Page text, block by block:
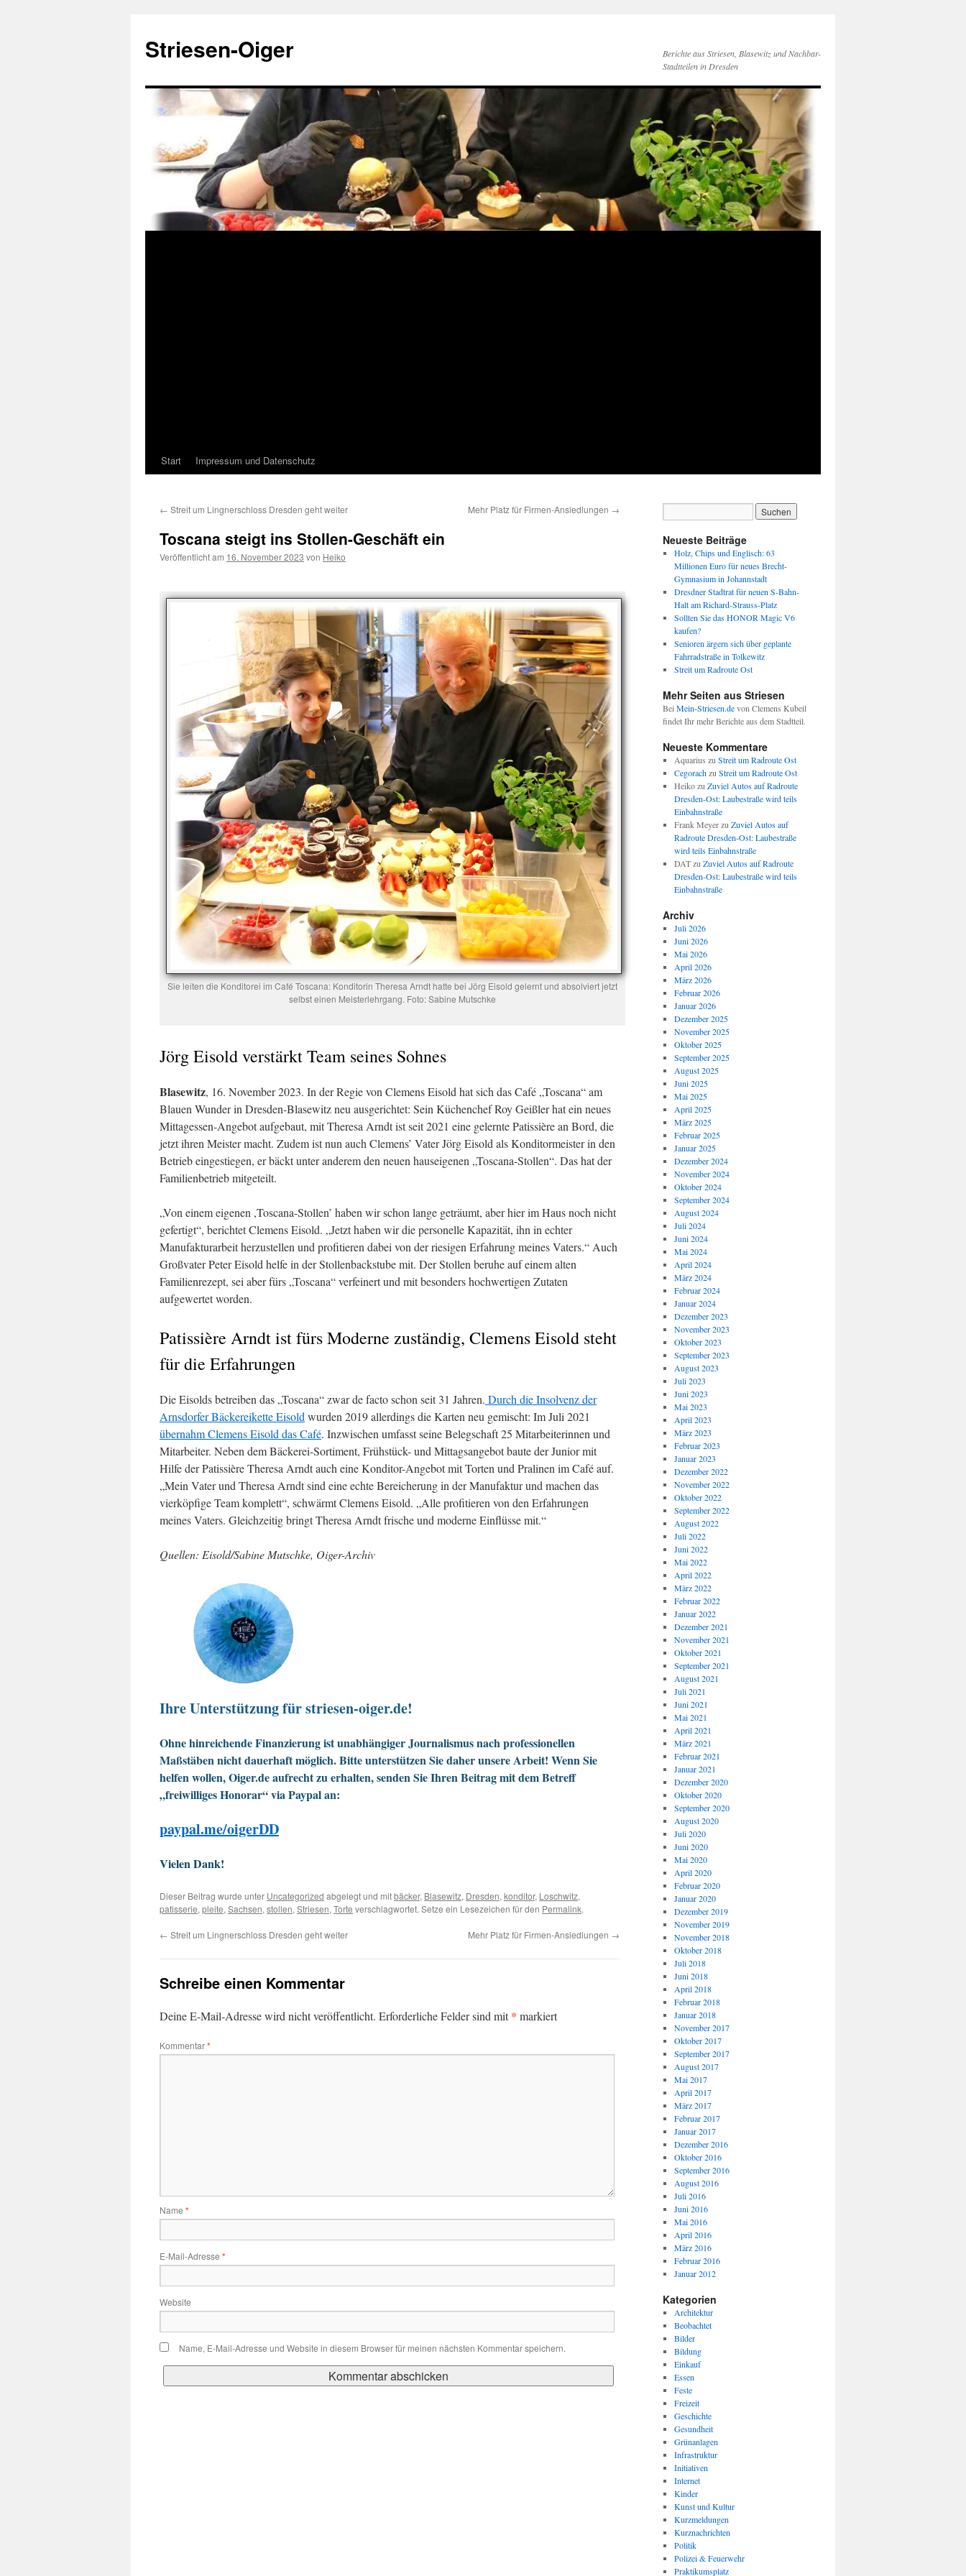
springen
Striesen-Oiger
Berichte aus Striesen, Blasewitz und Nachbar-
Stadtteilen in Dresden
Start Impressum und Datenschutz
← Streit um Lingnerschloss Dresden geht weiter Mehr Platz für Firmen-Ansiedlungen →
Toscana steigt ins Stollen-Geschäft ein
Veröffentlicht am 16. November 2023 von Heiko
Sie leiten die Konditorei im Café Toscana: Konditorin Theresa Arndt hatte bei Jörg Eisold gelernt und absolviert jetzt
selbst einen Meisterlehrgang. Foto: Sabine Mutschke
Jörg Eisold verstärkt Team seines Sohnes
Blasewitz, 16. November 2023. In der Regie von Clemens Eisold hat sich das Café „Toscana“ am
Blauen Wunder in Dresden-Blasewitz neu ausgerichtet: Sein Küchenchef Roy Geißler hat ein neues
Mittagessen-Angebot aufgebaut, mit Theresa Arndt ist seit 2021 eine gelernte Patissière an Bord, die
jetzt ihren Meister macht. Zudem ist nun auch Clemens’ Vater Jörg Eisold als Konditormeister in den
Betrieb eingestiegen, er bäckt unter anderem den neuen hauseigenen „Toscana-Stollen“. Das hat der
Familienbetrieb mitgeteilt.
„Von einem eigenen ,Toscana-Stollen’ haben wir schon lange geträumt, aber hier im Haus noch nicht
gefertigt“, berichtet Clemens Eisold. „Jetzt haben wir die personelle Kapazität, ihn in echter
Manufakturarbeit herzustellen und profitieren dabei von der riesigen Erfahrung meines Vaters.“ Auch
Großvater Peter Eisold helfe in der Stollenbackstube mit. Der Stollen beruhe auf einem alten
Familienrezept, sei aber fürs „Toscana“ verfeinert und mit besonders hochwertigen Zutaten
aufgewertet worden.
Patissière Arndt ist fürs Moderne zuständig, Clemens Eisold steht
für die Erfahrungen
Die Eisolds betreiben das „Toscana“ zwar de facto schon seit 31 Jahren. Durch die Insolvenz der
Arnsdorfer Bäckereikette Eisoldwurden 2019 allerdings die Karten neu gemischt: Im Juli 2021
übernahm Clemens Eisold das Café. Inzwischen umfasst seine Belegschaft 25 Mitarbeiterinnen und
Mitarbeiter. Neben dem Bäckerei-Sortiment, Frühstück- und Mittagsangebot baute der Junior mit
Hilfe der Patissière Theresa Arndt auch eine Konditor-Angebot mit Torten und Pralinen im Café auf.
„Mein Vater und Theresa Arndt sind eine echte Bereicherung in der Manufaktur und machen das
vierköpfige Team komplett“, schwärmt Clemens Eisold. „Alle profitieren von den Erfahrungen
meines Vaters. Gleichzeitig bringt Theresa Arndt frische und moderne Einflüsse mit.“
Quellen: Eisold/Sabine Mutschke, Oiger-Archiv
Ihre Unterstützung für striesen-oiger.de!
Ohne hinreichende Finanzierung ist unabhängiger Journalismus nach professionellen
Maßstäben nicht dauerhaft möglich. Bitte unterstützen Sie daher unsere Arbeit! Wenn Sie
helfen wollen, Oiger.de aufrecht zu erhalten, senden Sie Ihren Beitrag mit dem Betreff
„freiwilliges Honorar“ via Paypal an:
paypal.me/oigerDD
Vielen Dank!
Dieser Beitrag wurde unter Uncategorized abgelegt und mitbäcker, Blasewitz, Dresden, konditor, Loschwitz,
patisserie, pleite, Sachsen, stollen, Striesen, Torte verschlagwortet. Setze ein Lesezeichen für den Permalink.
← Streit um Lingnerschloss Dresden geht weiter Mehr Platz für Firmen-Ansiedlungen →
Schreibe einen Kommentar
Deine E-Mail-Adresse wird nicht veröffentlicht. Erforderliche Felder sind mit* markiert
Kommentar*
Name *
E-Mail-Adresse *
Website
Name, E-Mail-Adresse und Website in diesem Browser für meinen nächsten Kommentar speichern.
Neueste Beiträge
Holz, Chips und Englisch: 63
Millionen Euro für neues Brecht-
Gymnasium in Johannstadt
Dresdner Stadtrat für neuen S-Bahn-
Halt am Richard-Strauss-Platz
Sollten Sie das HONOR Magic V6
kaufen?
Senioren ärgern sich über geplante
Fahrradstraße in Tolkewitz
Streit um Radroute Ost
Mehr Seiten aus Striesen
Bei Mein-Striesen.devon Clemens Kubeil
findet Ihr mehr Berichte aus dem Stadtteil.
Neueste Kommentare
Aquarius zu Streit um Radroute Ost
Cegorachzu Streit um Radroute Ost
Heikozu Zuviel Autos auf Radroute
Dresden-Ost: Laubestraße wird teils
Einbahnstraße
Frank Meyerzu Zuviel Autos auf
Radroute Dresden-Ost: Laubestraße
wird teils Einbahnstraße
DATzu Zuviel Autos auf Radroute
Dresden-Ost: Laubestraße wird teils
Einbahnstraße
Archiv
Juli 2026
Juni 2026
Mai 2026
April 2026
März 2026
Februar 2026
Januar 2026
Dezember 2025
November 2025
Oktober 2025
September 2025
August 2025
Juni 2025
Mai 2025
April 2025
März 2025
Februar 2025
Januar 2025
Dezember 2024
November 2024
Oktober 2024
September 2024
August 2024
Juli 2024
Juni 2024
Mai 2024
April 2024
März 2024
Februar 2024
Januar 2024
Dezember 2023
November 2023
Oktober 2023
September 2023
August 2023
Juli 2023
Juni 2023
Mai 2023
April 2023
März 2023
Februar 2023
Januar 2023
Dezember 2022
November 2022
Oktober 2022
September 2022
August 2022
Juli 2022
Juni 2022
Mai 2022
April 2022
März 2022
Februar 2022
Januar 2022
Dezember 2021
November 2021
Oktober 2021
September 2021
August 2021
Juli 2021
Juni 2021
Mai 2021
April 2021
März 2021
Februar 2021
Januar 2021
Dezember 2020
Oktober 2020
September 2020
August 2020
Juli 2020
Juni 2020
Mai 2020
April 2020
Februar 2020
Januar 2020
Dezember 2019
November 2019
November 2018
Oktober 2018
Juli 2018
Juni 2018
April 2018
Februar 2018
Januar 2018
November 2017
Oktober 2017
September 2017
August 2017
Mai 2017
April 2017
März 2017
Februar 2017
Januar 2017
Dezember 2016
Oktober 2016
September 2016
August 2016
Juli 2016
Juni 2016
Mai 2016
April 2016
März 2016
Februar 2016
Januar 2012
Kategorien
Architektur
Beobachtet
Bilder
Bildung
Einkauf
Essen
Feste
Freizeit
Geschichte
Gesundheit
Grünanlagen
Infrastruktur
Initiativen
Internet
Kinder
Kunst und Kultur
Kurzmeldungen
Kurznachrichten
Politik
Polizei & Feuerwehr
Praktikumsplatz